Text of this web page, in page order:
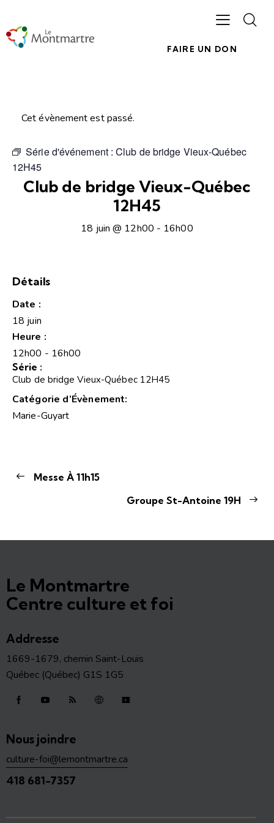
FAIRE UN DON
Cet évènement est passé.
Série d'événement :Club de bridge Vieux-Québec
12H45
Club de bridge Vieux-Québec
12H45
18 juin @ 12h00 - 16h00
Détails
Date :
18 juin
Heure :
12h00 - 16h00
Série :
Club de bridge Vieux-Québec 12H45
Catégorie d’Évènement:
Marie-Guyart
Messe À 11h15
Groupe St-Antoine 19H
Le Montmartre
Centre culture et foi
Addresse
1669-1679, chemin Saint-Louis
Québec (Québec) G1S 1G5
Nous joindre
culture-foi@lemontmartre.ca
418 681-7357